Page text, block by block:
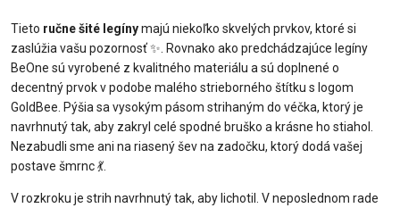
Tieto ručne šité legínymajú niekoľko skvelých prvkov, ktoré si
zaslúžia vašu pozornosť ✨. Rovnako ako predchádzajúce legíny
BeOne sú vyrobené z kvalitného materiálu a sú doplnené o
decentný prvok v podobe malého strieborného štítku s logom
GoldBee. Pýšia sa vysokým pásom strihaným do véčka, ktorý je
navrhnutý tak, aby zakryl celé spodné bruško a krásne ho stiahol.
Nezabudli sme ani na riasený šev na zadočku, ktorý dodá vašej
postave šmrnc 💃.
V rozkroku je strih navrhnutý tak, aby lichotil. V neposlednom rade